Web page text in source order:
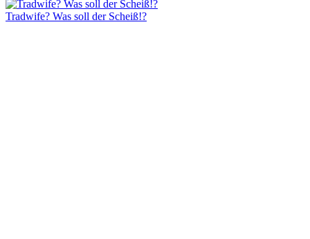
Tradwife? Was soll der Scheiß!?